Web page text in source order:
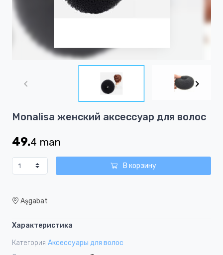
1
4
Monalisa женский аксессуар для волос
49.4 man
В корзину
Aşgabat
Характеристика
Категория Аксессуары для волос